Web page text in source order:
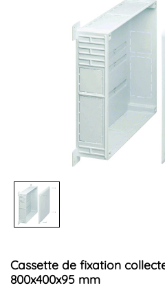
Cassette de fixation collecteur easylock
800x400x95 mm